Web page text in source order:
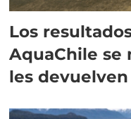
Los
AquaChile se
les